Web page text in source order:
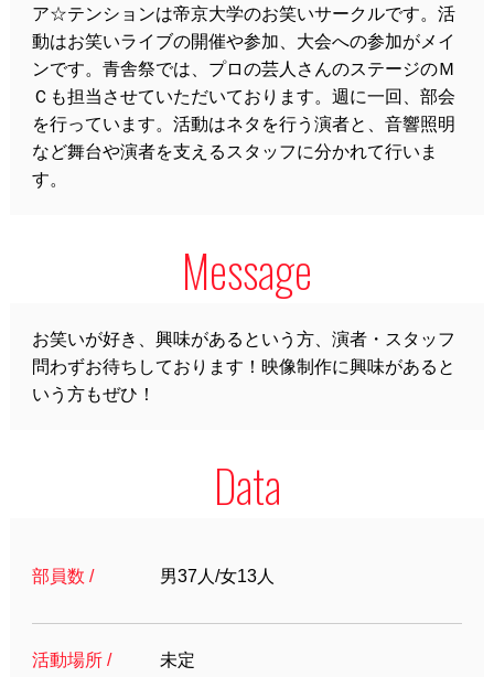
ア☆テンションは帝京大学のお笑いサークルです。活
動はお笑いライブの開催や参加、大会への参加がメイ
ンです。青舎祭では、プロの芸人さんのステージのＭ
Ｃも担当させていただいております。週に一回、部会
を行っています。活動はネタを行う演者と、音響照明
など舞台や演者を支えるスタッフに分かれて行いま
す。
Message
お笑いが好き、興味があるという方、演者・スタッフ
問わずお待ちしております！映像制作に興味があると
いう方もぜひ！
Data
部員数 / 男37人/女13人
活動場所 / 未定